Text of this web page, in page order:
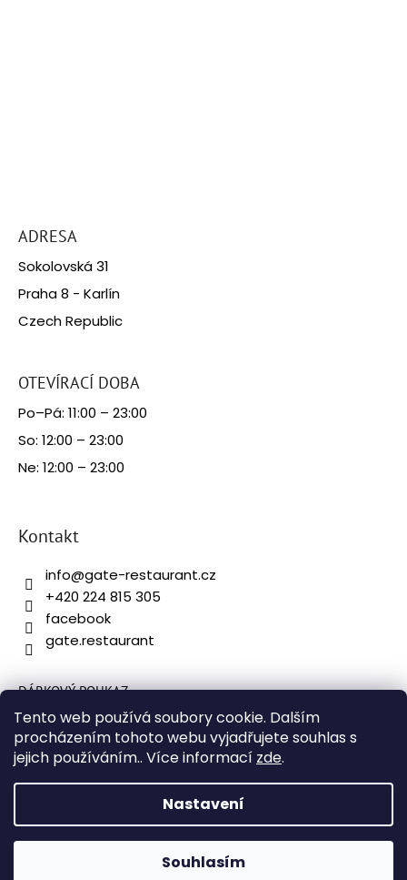
Tento web používá soubory cookie. Dalším
procházením tohoto webu vyjadřujete souhlas s
jejich používáním.. Více informací zde.
Nastavení
Souhlasím
ADRESA
Sokolovská 31
Praha 8 - Karlín
Czech Republic
OTEVÍRACÍ DOBA
Po–Pá: 11:00 – 23:00
So: 12:00 – 23:00
Ne: 12:00 – 23:00
Kontakt
info@gate-restaurant.cz
+420 224 815 305
facebook
gate.restaurant
DÁRKOVÝ POUKAZ
OBCHODNÍ PODMÍNKY
OCHRANA OSOBNÍCH ÚDAJŮ
DOPRAVA A PLATBA
Vytvořil Shoptet&David Borůvka
Gate restaurant. Všechna práva vyhrazena.